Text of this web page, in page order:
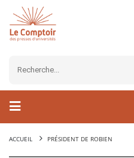
ACCUEIL PRÉSIDENT DE ROBIEN